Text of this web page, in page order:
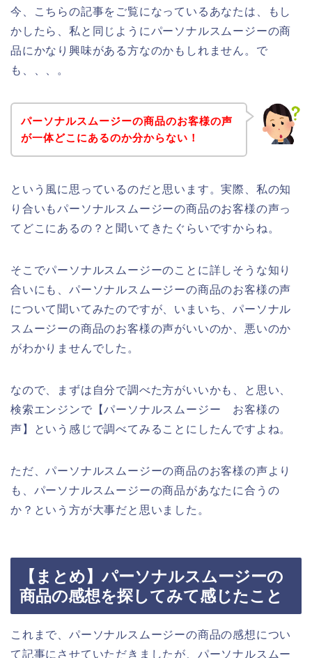
今、こちらの記事をご覧になっているあなたは、もし
かしたら、私と同じようにパーソナルスムージーの商
品にかなり興味がある方なのかもしれません。で
も、、、。
パーソナルスムージーの商品のお客様の声
が一体どこにあるのか分からない！
という風に思っているのだと思います。実際、私の知
り合いもパーソナルスムージーの商品のお客様の声っ
てどこにあるの？と聞いてきたぐらいですからね。
そこでパーソナルスムージーのことに詳しそうな知り
合いにも、パーソナルスムージーの商品のお客様の声
について聞いてみたのですが、いまいち、パーソナル
スムージーの商品のお客様の声がいいのか、悪いのか
がわかりませんでした。
なので、まずは自分で調べた方がいいかも、と思い、
検索エンジンで【パーソナルスムージー お客様の
声】という感じで調べてみることにしたんですよね。
ただ、パーソナルスムージーの商品のお客様の声より
も、パーソナルスムージーの商品があなたに合うの
か？という方が大事だと思いました。
【まとめ】パーソナルスムージーの
商品の感想を探してみて感じたこと
これまで、パーソナルスムージーの商品の感想につい
て記事にさせていただきましたが、パーソナルスムー